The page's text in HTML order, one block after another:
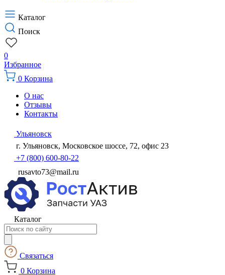
Каталог
Поиск
0
Избранное
0 Корзина
О нас
Отзывы
Контакты
Ульяновск
г. Ульяновск, Московское шоссе, 72, офис 23
+7 (800) 600-80-22
rusavto73@mail.ru
Каталог
Поиск
товаров
Связаться
0 Корзина